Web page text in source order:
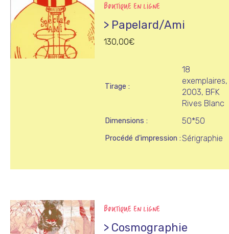
BOUTIQUE EN LIGNE
> Papelard/Ami
130,00€
Tirage
18
exemplaires,
2003, BFK
Rives Blanc
Dimensions 50*50
Procédé d'impression Sérigraphie
BOUTIQUE EN LIGNE
> Cosmographie